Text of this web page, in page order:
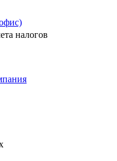
налогов